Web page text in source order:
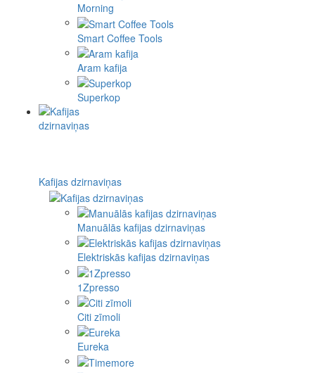
Morning
Smart Coffee Tools
Aram kafija
Superkop
Kafijas dzirnaviņas
Manuālās kafijas dzirnaviņas
Elektriskās kafijas dzirnaviņas
1Zpresso
Citi zīmoli
Eureka